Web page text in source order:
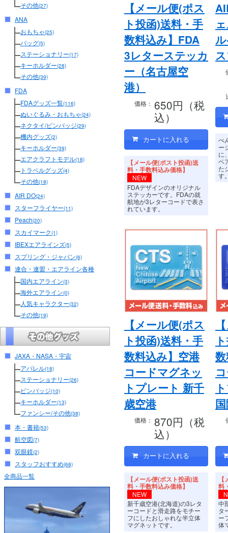
その他(27)
ANA
おもちゃ(25)
バッグ(5)
ステーショナリー(17)
キーホルダー(28)
その他(39)
FDA
FDAグッズ一覧(116)
ぬいぐるみ・おもちゃ(24)
ネクタイ/ピンバッジ(29)
機内グッズ(2)
キーホルダー(39)
エアクラフトモデル(18)
トラベルグッズ(4)
その他(18)
AIR DO(24)
スターフライヤー(11)
Peach(20)
スカイマーク(1)
IBEXエアラインズ(5)
スプリング・ジャパン(6)
連合・連盟・エアライン各種
国内エアライン(3)
海外エアライン(0)
人気キャラクター(32)
その他(19)
JAXA・NASA・宇宙
アパレル(18)
ステーショナリー(26)
ピンバッジ(10)
キーホルダー(13)
ファンシー/その他(38)
本・書籍(53)
航空図(7)
双眼鏡(2)
スタッフおすすめ(68)
全商品一覧
【メール便(ポス
ト投函)送料・手
数料込み】FDA
3レターステッカ
ー（名古屋空
港）
価格： 650円（税
込）
【メール便(ポスト投函)送
料・手数料込み価格】
NEW
FDAデザインのオリジナル
ステッカーです。FDAの就
航地が3レターコードで表さ
れています。
ぺ
ー
に
ベ
た
す
【メール便(ポス
ト投函)送料・手
数料込み】空港
コードマグネッ
トプレート 新千
歳空港
価格： 870円（税
込）
【メール便(ポスト投函)送
料・手数料込み価格】
NEW
新千歳空港(北海道)の3レタ
ーコードと滑走路をモチー
フにしたおしゃれな半立体
マグネットです。
料
中
タ
ー
体